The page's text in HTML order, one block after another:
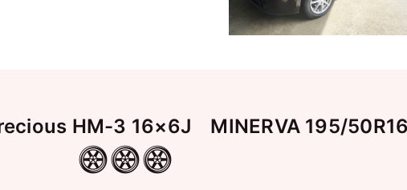
HM-3 16×6J MINERVA 195/